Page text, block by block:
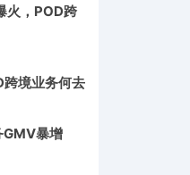
火，POD跨
跨境业务何去
暴增